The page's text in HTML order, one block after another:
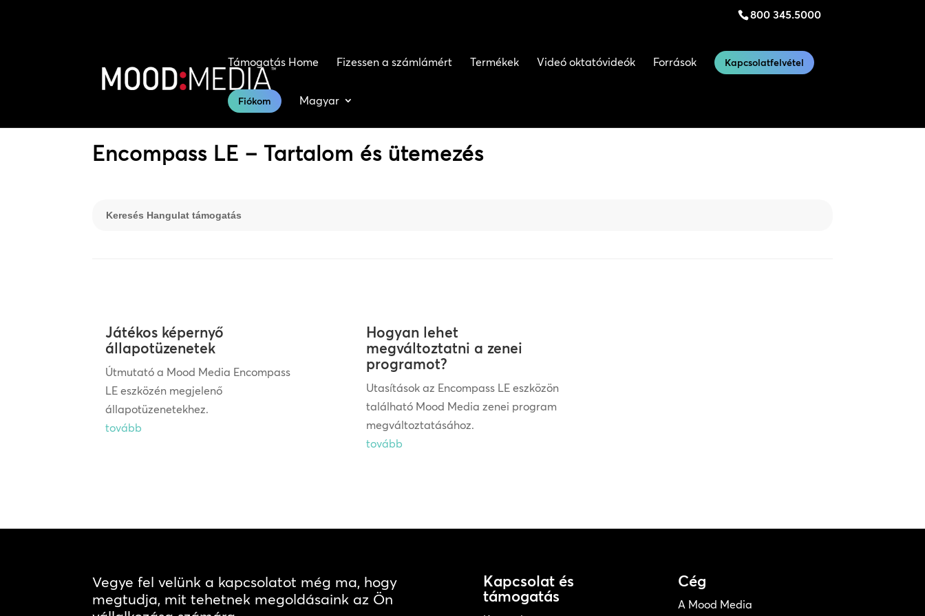
800 345.5000
Támogatás Home Fizessen a számlámért Termékek Videó oktatóvideók Források Kapcsolatfelvétel
Fiókom Magyar
Encompass LE – Tartalom és ütemezés
Játékos képernyő
állapotüzenetek
Útmutató a Mood Media Encompass
LE eszközén megjelenő
állapotüzenetekhez.
tovább
Hogyan lehet
megváltoztatni a zenei
programot?
Utasítások az Encompass LE eszközön
található Mood Media zenei program
megváltoztatásához.
tovább
Vegye fel velünk a kapcsolatot még ma, hogy
megtudja, mit tehetnek megoldásaink az Ön
Kapcsolat és
támogatás
Cég
A Mood Media